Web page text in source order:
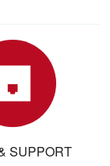
SUPPORT